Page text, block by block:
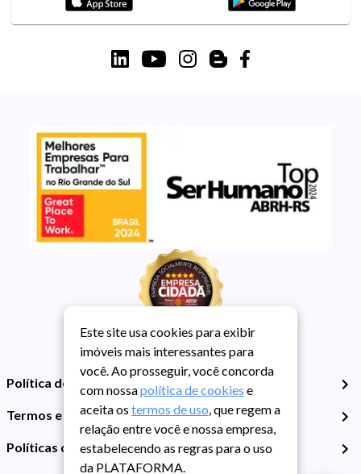
Política de Privacidade
Termos e Condições de Uso
Políticas de Cookies
Este site usa cookies para exibir
imóveis mais interessantes para
você. Ao prosseguir, você concorda
com nossapolítica de cookies e
aceita os termos de uso, que regem a
relação entre você e nossa empresa,
estabelecendo as regras para o uso
da PLATAFORMA.